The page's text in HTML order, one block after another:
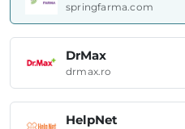
springfarma.com
DrMax
drmax.ro
HelpNet